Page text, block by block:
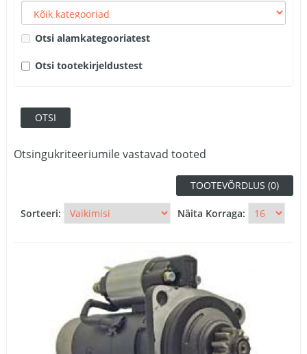
Otsi alamkategooriatest
Otsi tootekirjeldustest
Otsingukriteeriumile vastavad tooted
TOOTEVÕRDLUS (0)
Sorteeri: Näita Korraga: